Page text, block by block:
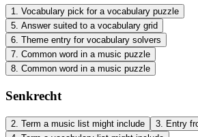
1. Vocabulary pick for a vocabulary puzzle
5. Answer suited to a vocabulary grid
6. Theme entry for vocabulary solvers
7. Common word in a music puzzle
8. Common word in a music puzzle
Senkrecht
2 Term a music list might include 3 Entry